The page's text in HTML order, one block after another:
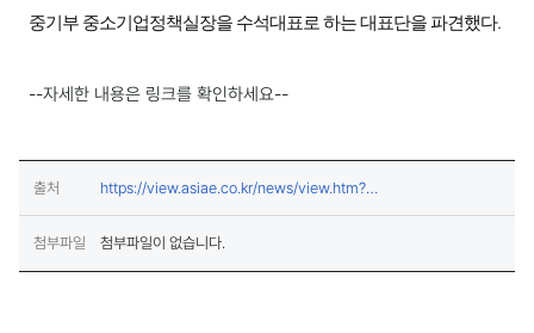
중기부 중소기업정책실장을 수석대표로 하는 대표단을 파견했다.
--자세한 내용은 링크를 확인하세요--
출처
https://view.asiae.co.kr/news/view.htm?
첨부파일
첨부파일이 없습니다.